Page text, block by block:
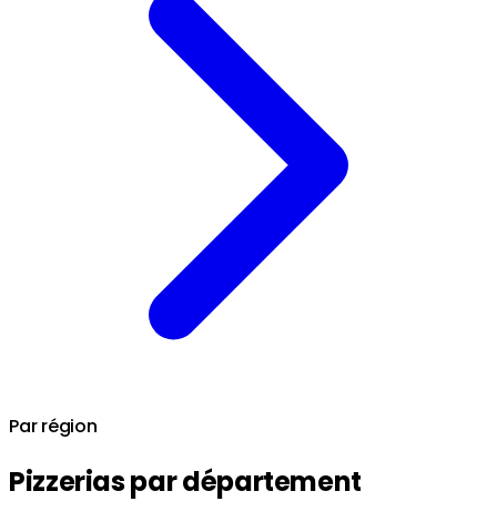
Par région
Pizzerias par département